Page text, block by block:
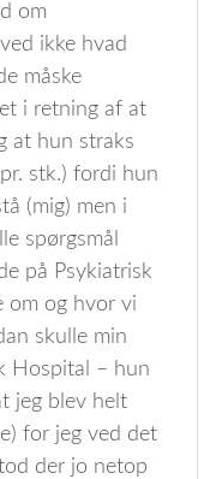
om
ikke hvad
måske
i retning af at
at hun straks
stk.) fordi hun
(mig) men i
spørgsmål
på Psykiatrisk
om og hvor vi
skulle min
Hospital – hun
jeg blev helt
for jeg ved det
der jo netop